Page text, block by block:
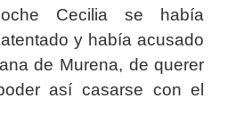
Cecilia se había
y había acusado
de Murena, de querer
así casarse con el